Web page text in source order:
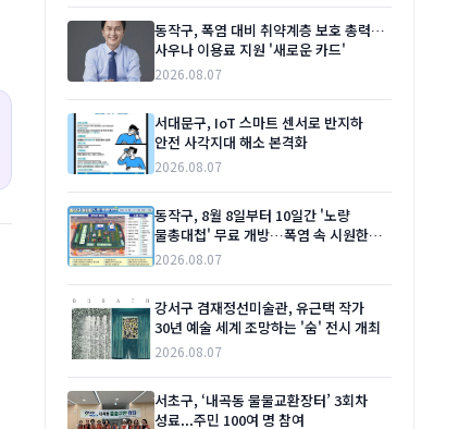
동작구, 폭염 대비 취약계층 보호 총력…
사우나 이용료 지원 '새로운 카드'
2026.08.07
서대문구, IoT 스마트 센서로 반지하
안전 사각지대 해소 본격화
2026.08.07
동작구, 8월 8일부터 10일간 '노량
물총대첩' 무료 개방…폭염 속 시원한
여름 선물
2026.08.07
강서구 겸재정선미술관, 유근택 작가
30년 예술 세계 조망하는 '숨' 전시 개최
2026.08.07
서초구, ‘내곡동 물물교환장터’ 3회차
성료...주민 100여 명 참여